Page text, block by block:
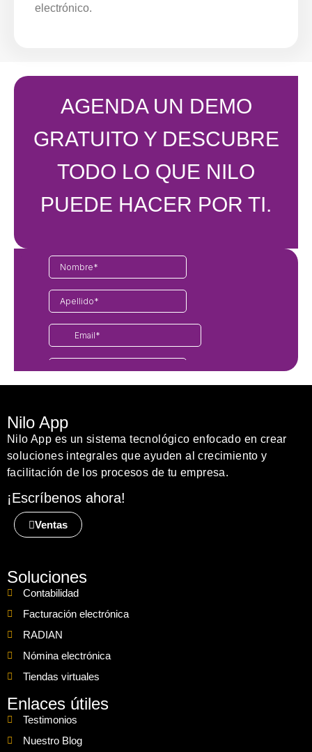
electrónico.
AGENDA UN DEMO
GRATUITO Y DESCUBRE
TODO LO QUE NILO
PUEDE HACER POR TI.
Nilo App
Nilo App es un sistema tecnológico enfocado en crear
soluciones integrales que ayuden al crecimiento y
facilitación de los procesos de tu empresa.
¡Escríbenos ahora!
Ventas
Soluciones
Contabilidad
Facturación electrónica
RADIAN
Nómina electrónica
Tiendas virtuales
Enlaces útiles
Testimonios
Nuestro Blog